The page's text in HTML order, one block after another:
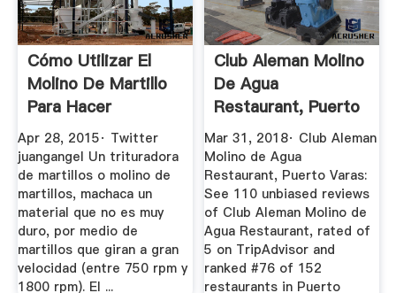
Cómo Utilizar El
Molino De Martillo
Para Hacer
Concentrado ...
Apr 28, 2015· Twitter
juangangel Un trituradora
de martillos o molino de
martillos, machaca un
material que no es muy
duro, por medio de
martillos que giran a gran
velocidad (entre 750 rpm y
1800 rpm). El ...
Club Aleman Molino
De Agua
Restaurant, Puerto
Varas ...
Mar 31, 2018· Club Aleman
Molino de Agua
Restaurant, Puerto Varas:
See 110 unbiased reviews
of Club Aleman Molino de
Agua Restaurant, rated of
5 on TripAdvisor and
ranked #76 of 152
restaurants in Puerto